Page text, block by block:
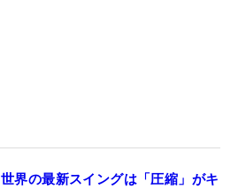
世界の最新スイングは「圧縮」がキ